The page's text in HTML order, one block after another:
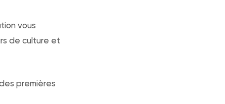
vous
de culture et
premières